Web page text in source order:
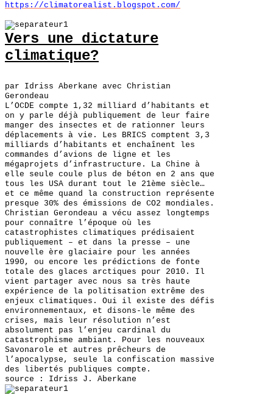
https://climatorealist.blogspot.com/
Vers une dictature
climatique?
par Idriss Aberkane avec Christian
Gerondeau
L’OCDE compte 1,32 milliard d’habitants et
on y parle déjà publiquement de leur faire
manger des insectes et de rationner leurs
déplacements à vie. Les BRICS comptent 3,3
milliards d’habitants et enchaînent les
commandes d’avions de ligne et les
mégaprojets d’infrastructure. La Chine à
elle seule coule plus de béton en 2 ans que
tous les USA durant tout le 21ème siècle…
et ce même quand la construction représente
presque 30% des émissions de CO2 mondiales.
Christian Gerondeau a vécu assez longtemps
pour connaître l’époque où les
catastrophistes climatiques prédisaient
publiquement – et dans la presse – une
nouvelle ère glaciaire pour les années
1990, ou encore les prédictions de fonte
totale des glaces arctiques pour 2010. Il
vient partager avec nous sa très haute
expérience de la politisation extrême des
enjeux climatiques. Oui il existe des défis
environnementaux, et disons-le même des
crises, mais leur résolution n’est
absolument pas l’enjeu cardinal du
catastrophisme ambiant. Pour les nouveaux
Savonarole et autres prêcheurs de
l’apocalypse, seule la confiscation massive
des libertés publiques compte.
source : Idriss J. Aberkane